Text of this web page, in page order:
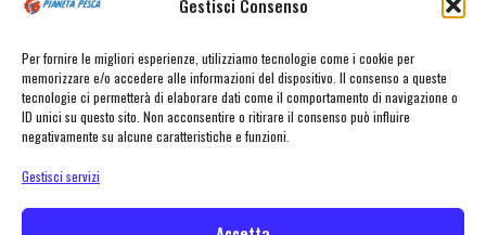
Gestisci Consenso
Per fornire le migliori esperienze, utilizziamo tecnologie come i cookie per
memorizzare e/o accedere alle informazioni del dispositivo. Il consenso a queste
tecnologie ci permetterà di elaborare dati come il comportamento di navigazione o
ID unici su questo sito. Non acconsentire o ritirare il consenso può influire
negativamente su alcune caratteristiche e funzioni.
Gestisci servizi